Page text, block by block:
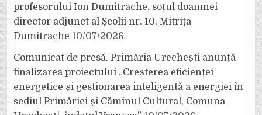
profesorului Ion Dumitrache, soțul doamnei
director adjunct al Școlii nr. 10, Mitrița
Dumitrache 10/07/2026
Comunicat de presă. Primăria Urechești anunță
finalizarea proiectului „Creșterea eficienței
energetice și gestionarea inteligentă a energiei în
sediul Primăriei și Căminul Cultural, Comuna